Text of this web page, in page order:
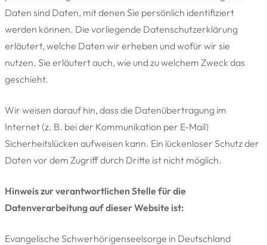
Daten sind Daten, mit denen Sie persönlich identifiziert
werden können. Die vorliegende Datenschutzerklärung
erläutert, welche Daten wir erheben und wofür wir sie
nutzen. Sie erläutert auch, wie und zu welchem Zweck das
geschieht.
Wir weisen darauf hin, dass die Datenübertragung im
Internet (z. B. bei der Kommunikation per E-Mail)
Sicherheitslücken aufweisen kann. Ein lückenloser Schutz der
Daten vor dem Zugriff durch Dritte ist nicht möglich.
Hinweis zur verantwortlichen Stelle für die
Datenverarbeitung auf dieser Website ist:
Evangelische Schwerhörigenseelsorge in Deutschland